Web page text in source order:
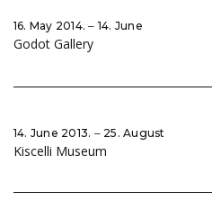
16. May 2014. ‒ 14. June
Godot Gallery
14. June 2013. ‒ 25. August
Kiscelli Museum